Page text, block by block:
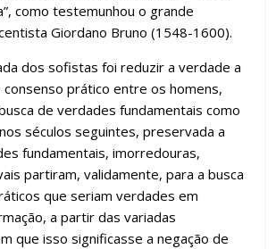
como testemunhou o grande
Giordano Bruno (1548-1600).
dos sofistas foi reduzir a verdade a
prático entre os homens,
de verdades fundamentais como
séculos seguintes, preservada a
fundamentais, imorredouras,
partiram, validamente, para a busca
que seriam verdades em
a partir das variadas
que isso significasse a negação de